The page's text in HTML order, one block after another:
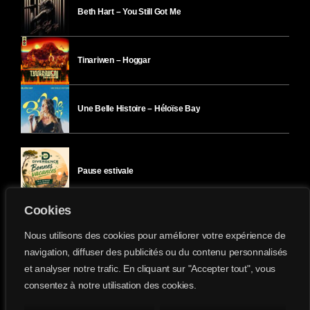
Cookies
Nous utilisons des cookies pour améliorer votre expérience de
navigation, diffuser des publicités ou du contenu personnalisés
et analyser notre trafic. En cliquant sur "Accepter tout", vous
consentez à notre utilisation des cookies.
Beth Hart – You Still Got Me
Tinariwen – Hoggar
Une Belle Histoire – Héloïse Bay
Pause estivale
Ici l’Ombre – mardi 28 juillet